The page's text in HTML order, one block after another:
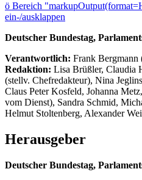
ö Bereich
ein-/ausklappen
Deutscher Bundestag,
Verantwortlich: Frank Bergmann
Redaktion: Lisa Brüßler, Claudia
(stellv. Chefredakteur), Nina
Claus Peter Kosfeld, Johanna
vom Dienst), Sandra Schmid,
Helmut Stoltenberg, Alexander
Herausgeber
Deutscher Bundestag,